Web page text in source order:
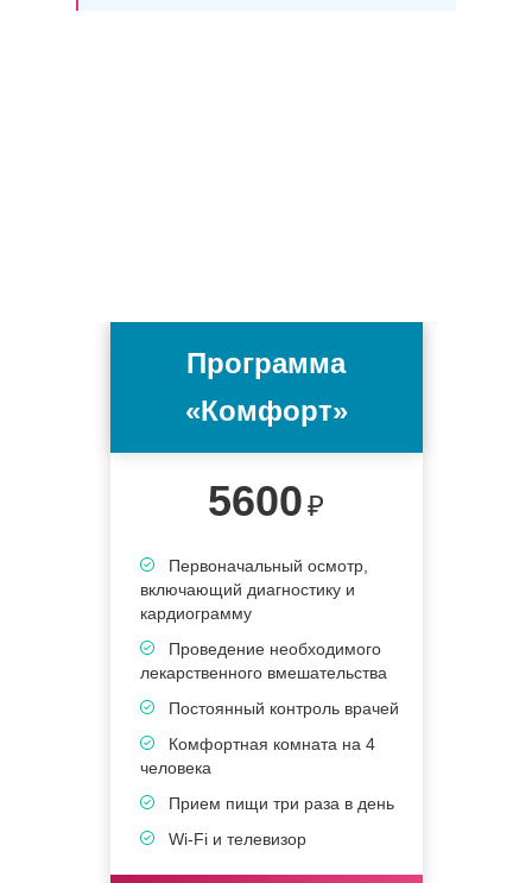
Программа
«Комфорт»
5600₽
Первоначальный осмотр,
включающий диагностику и
кардиограмму
Проведение необходимого
лекарственного вмешательства
Постоянный контроль врачей
Комфортная комната на 4
человека
Прием пищи три раза в день
Wi-Fi и телевизор